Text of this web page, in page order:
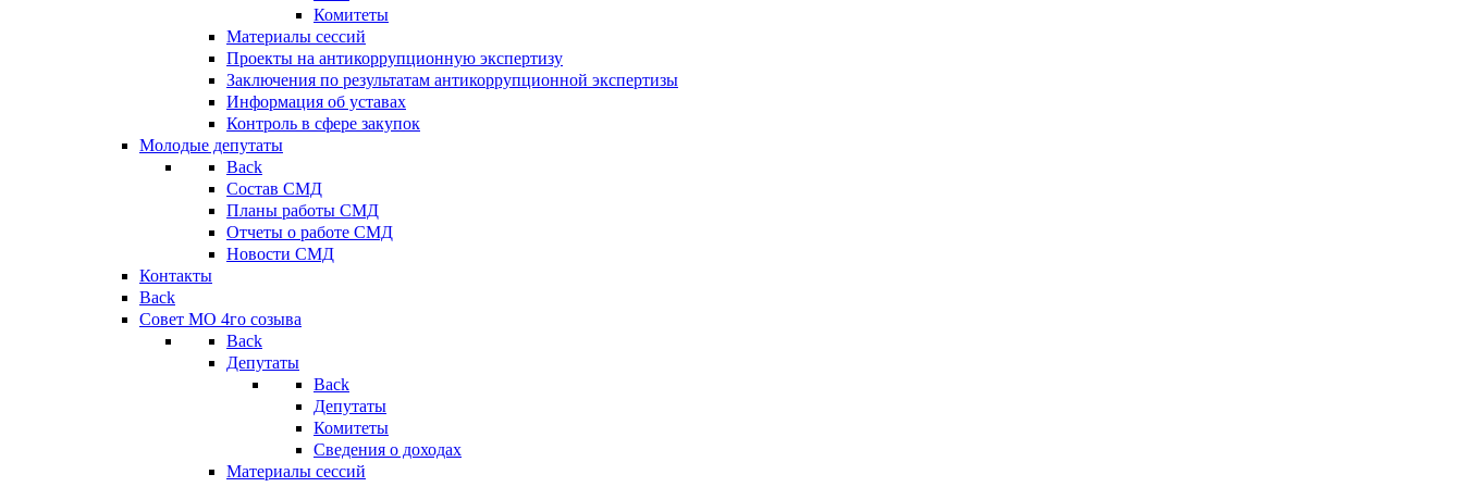
Комитеты
Материалы сессий
Проекты на антикоррупционную экспертизу
Заключения по результатам антикоррупционной экспертизы
Информация об уставах
Контроль в сфере закупок
Молодые депутаты
Back
Состав СМД
Планы работы СМД
Отчеты о работе СМД
Новости СМД
Контакты
Back
Совет МО 4го созыва
Back
Депутаты
Back
Депутаты
Комитеты
Сведения о доходах
Материалы сессий